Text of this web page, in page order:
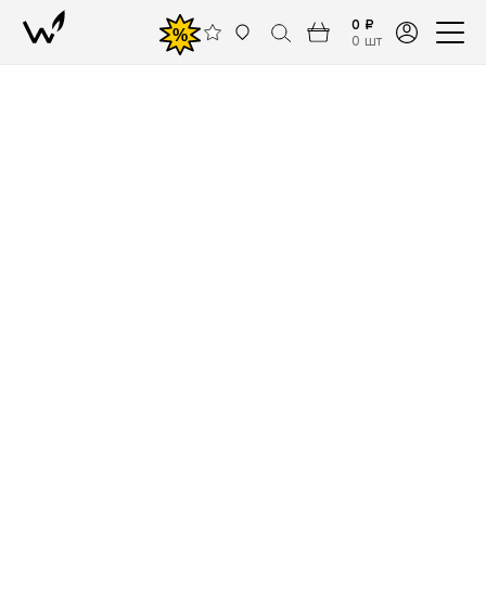
%
0 ₽
0 шт